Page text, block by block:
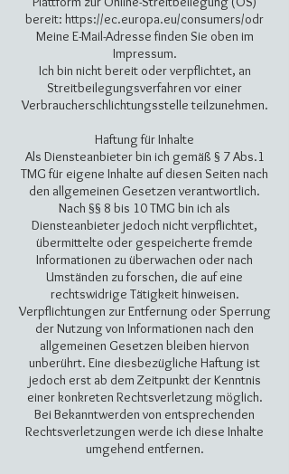
bereit: https://ec.europa.eu/consumers/odr
Meine E-Mail-Adresse finden Sie oben im
Impressum.
Ich bin nicht bereit oder verpflichtet, an
Streitbeilegungsverfahren vor einer
Verbraucherschlichtungsstelle teilzunehmen.
Haftung für Inhalte
Als Diensteanbieter bin ich gemäß § 7 Abs.1
TMG für eigene Inhalte auf diesen Seiten nach
den allgemeinen Gesetzen verantwortlich.
Nach §§ 8 bis 10 TMG bin ich als
Diensteanbieter jedoch nicht verpflichtet,
übermittelte oder gespeicherte fremde
Informationen zu überwachen oder nach
Umständen zu forschen, die auf eine
rechtswidrige Tätigkeit hinweisen.
Verpflichtungen zur Entfernung oder Sperrung
der Nutzung von Informationen nach den
allgemeinen Gesetzen bleiben hiervon
unberührt. Eine diesbezügliche Haftung ist
jedoch erst ab dem Zeitpunkt der Kenntnis
einer konkreten Rechtsverletzung möglich.
Bei Bekanntwerden von entsprechenden
Rechtsverletzungen werde ich diese Inhalte
umgehend entfernen.